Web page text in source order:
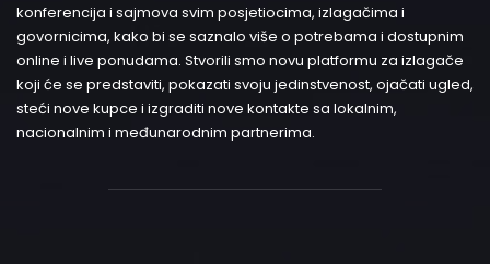
konferencija i sajmova svim posjetiocima, izlagačima i
govornicima, kako bi se saznalo više o potrebama i dostupnim
online i live ponudama. Stvorili smo novu platformu za izlagače
koji će se predstaviti, pokazati svoju jedinstvenost, ojačati ugled,
steći nove kupce i izgraditi nove kontakte sa lokalnim,
nacionalnim i međunarodnim partnerima.